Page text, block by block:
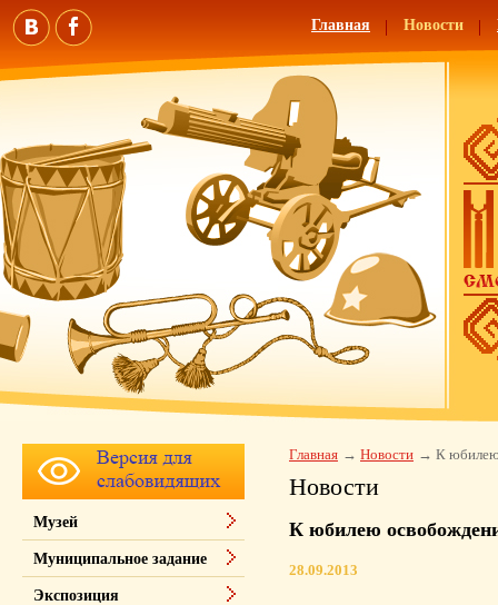
Главная Новости
Главная Новости К
Новости
К юбилею
28.09.2013
Музей
Муниципальное задание
Экспозиция